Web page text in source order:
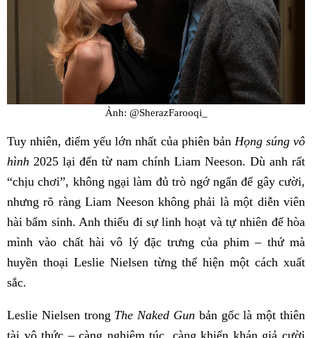
Ảnh: @SherazFarooqi_
Tuy nhiên, điểm yếu lớn nhất của phiên bản Họng súng vô
hình 2025 lại đến từ nam chính Liam Neeson. Dù anh rất
“chịu chơi”, không ngại làm đủ trò ngớ ngẩn để gây cười,
nhưng rõ ràng Liam Neeson không phải là một diễn viên
hài bẩm sinh. Anh thiếu đi sự linh hoạt và tự nhiên để hòa
mình vào chất hài vô lý đặc trưng của phim – thứ mà
huyền thoại Leslie Nielsen từng thể hiện một cách xuất
sắc.
Leslie Nielsen trong The Naked Gun bản gốc là một thiên
tài vô thức – càng nghiêm túc, càng khiến khán giả cười